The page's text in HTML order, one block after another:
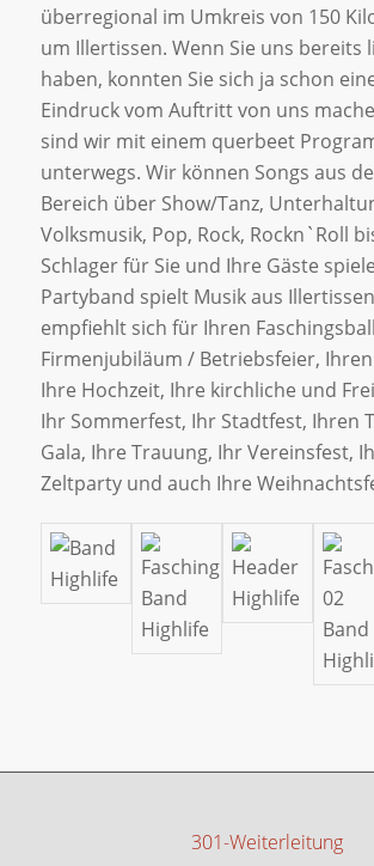
überregional im Umkreis von 150
um Illertissen. Wenn Sie uns bereits
haben, konnten Sie sich ja schon
Eindruck vom Auftritt von uns
sind wir mit einem querbeet
unterwegs. Wir können Songs aus
Bereich über Show/Tanz,
Volksmusik, Pop, Rock, Rockn`Roll
Schlager für Sie und Ihre Gäste
Partyband spielt Musik aus
empfiehlt sich für Ihren
Firmenjubiläum / Betriebsfeier,
Ihre Hochzeit, Ihre kirchliche und
Ihr Sommerfest, Ihr Stadtfest, Ihren
Gala, Ihre Trauung, Ihr Vereinsfest,
Zeltparty und auch Ihre
301-Weiterleitung